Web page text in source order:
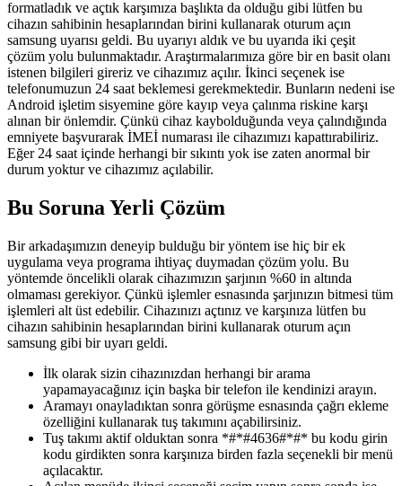
formatladık ve açtık karşımıza başlıkta da olduğu gibi lütfen bu
cihazın sahibinin hesaplarından birini kullanarak oturum açın
samsung uyarısı geldi. Bu uyarıyı aldık ve bu uyarıda iki çeşit
çözüm yolu bulunmaktadır. Araştırmalarımıza göre bir en basit olanı
istenen bilgileri gireriz ve cihazımız açılır. İkinci seçenek ise
telefonumuzun 24 saat beklemesi gerekmektedir. Bunların nedeni ise
Android işletim sisyemine göre kayıp veya çalınma riskine karşı
alınan bir önlemdir. Çünkü cihaz kaybolduğunda veya çalındığında
emniyete başvurarak İMEİ numarası ile cihazımızı kapattırabiliriz.
Eğer 24 saat içinde herhangi bir sıkıntı yok ise zaten anormal bir
durum yoktur ve cihazımız açılabilir.
Bu Soruna Yerli Çözüm
Bir arkadaşımızın deneyip bulduğu bir yöntem ise hiç bir ek
uygulama veya programa ihtiyaç duymadan çözüm yolu. Bu
yöntemde öncelikli olarak cihazımızın şarjının %60 in altında
olmaması gerekiyor. Çünkü işlemler esnasında şarjınızın bitmesi tüm
işlemleri alt üst edebilir. Cihazınızı açtınız ve karşınıza lütfen bu
cihazın sahibinin hesaplarından birini kullanarak oturum açın
samsung gibi bir uyarı geldi.
İlk olarak sizin cihazınızdan herhangi bir arama
yapamayacağınız için başka bir telefon ile kendinizi arayın.
Aramayı onayladıktan sonra görüşme esnasında çağrı ekleme
özelliğini kullanarak tuş takımını açabilirsiniz.
Tuş takımı aktif olduktan sonra *#*#4636#*#* bu kodu girin
kodu girdikten sonra karşınıza birden fazla seçenekli bir menü
açılacaktır.